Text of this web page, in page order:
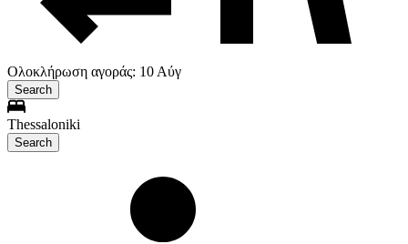
Ολοκλήρωση αγοράς: 10 Αύγ
Search
Thessaloniki
Search